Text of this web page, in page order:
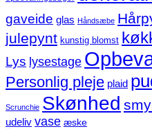
gaveide glas Håndsæbe
julepynt kunstig blomst
Lys lysestage
Personlig pleje plaid
Scrunchie Skønhed
udeliv vase æske